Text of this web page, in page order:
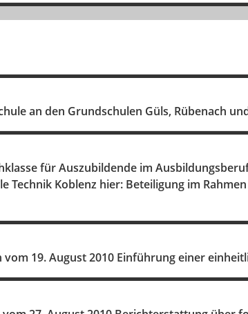
an den Grundschulen Güls, Rübenach
für Auszubildende im
Technik Koblenz hier: Beteiligung im
19. August 2010 Einführung einer